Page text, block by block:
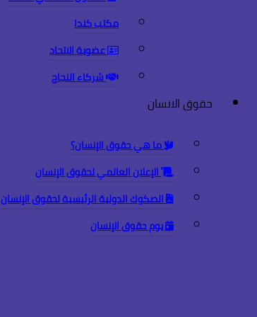
مكتب كندا
عضوية الاتحاد
شركاء النجاح
حقوق الانسان
ما هي حقوق الإنسان؟
الإعلان العالمي لحقوق الإنسان
الصكوك الدولية الرئيسية لحقوق الإنسان
يوم حقوق الإنسان